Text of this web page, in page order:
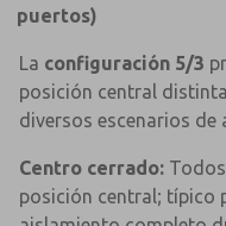
puertos)
La configuración 5/3
posición central
diversos escenarios de
Centro cerrado:
posición central; típico